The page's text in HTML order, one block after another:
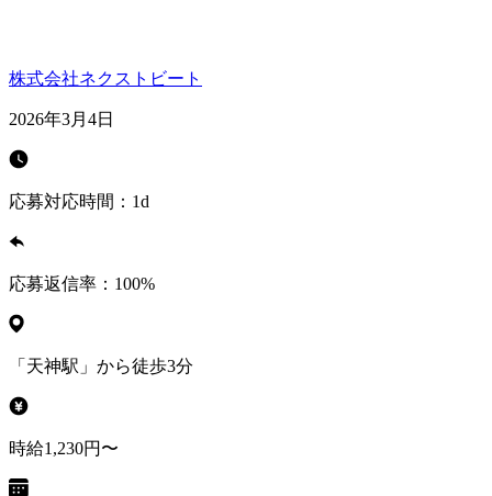
株式会社ネクストビート
2026年3月4日
応募対応時間： 1d
応募返信率： 100%
「天神駅」から徒歩3分
時給1,230円〜